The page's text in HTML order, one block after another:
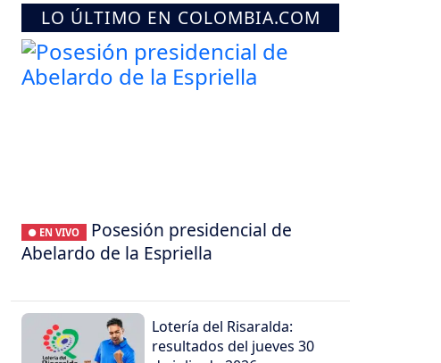
LO ÚLTIMO EN COLOMBIA.COM
● EN VIVO
Posesión presidencial de
Abelardo de la Espriella
Lotería del Risaralda:
resultados del jueves 30